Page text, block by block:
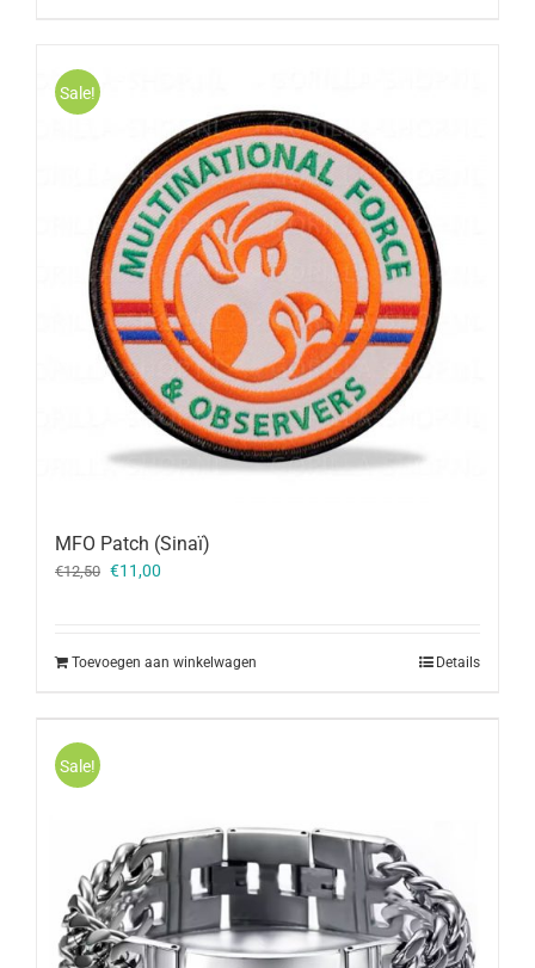
Sale!
MFO Patch (Sinaï)
€12,50 Oorspronkelijke
€11,00
Toevoegen aan winkelwagen Details
Sale!